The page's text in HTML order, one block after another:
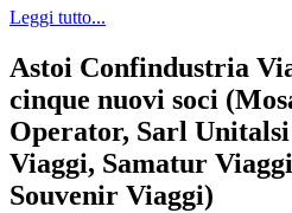
Leggi tutto...
Astoi Confindustria
cinque nuovi soci
Operator, Sarl
Viaggi, Samatur
Souvenir Viaggi)